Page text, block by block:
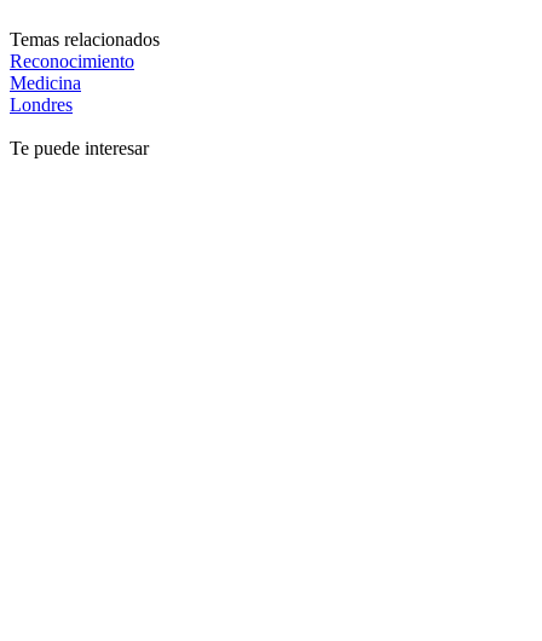
Temas relacionados
Reconocimiento
Medicina
Londres
Te puede interesar